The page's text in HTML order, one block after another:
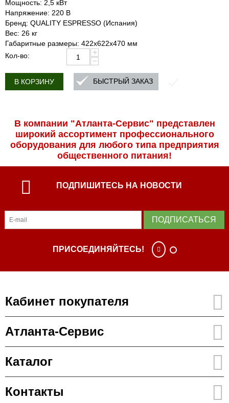
Мощность: 2,5 кВт
Напряжение: 220 В
Бренд: QUALITY ESPRESSO (Испания)
Вес: 26 кг
Габаритные размеры: 422х622х470 мм
Кол-во:
+
−
В КОРЗИНУ БЫСТРЫЙ ЗАКАЗ
В компании "Атланта-Сервис" представлен
широкий ассортимент профессиональ­ного
оборудования для любого типа предприятия
общественного питания!
ПОДПИШИТЕСЬ НА НОВОСТИ
ПОДПИСАТЬСЯ
ПРИСОЕДИНЯЙТЕСЬ!
Кабинет покупателя
Атланта-Сервис
Каталог
Контакты